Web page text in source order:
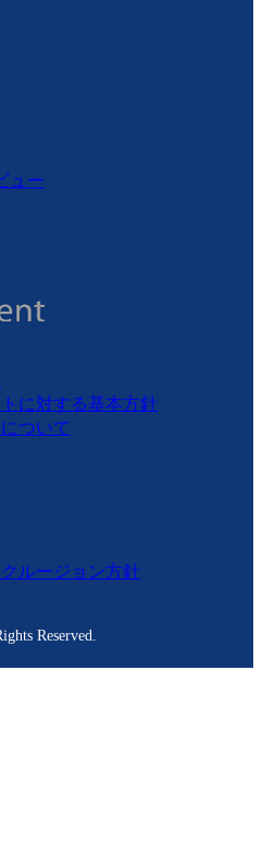
ュー
に対する基本方針
ついて
ルージョン方針
Reserved.